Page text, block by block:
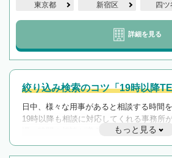
東京都 新宿区 四ツ
詳細を見る
絞り込み検索のコツ「19時以降
日中、様々な用事があると相談する時間
19時以降も相談に対応してくれる事務所
遅い時間の相談が増えそうな場合はその
んで検索してみましょう。
もっと見る